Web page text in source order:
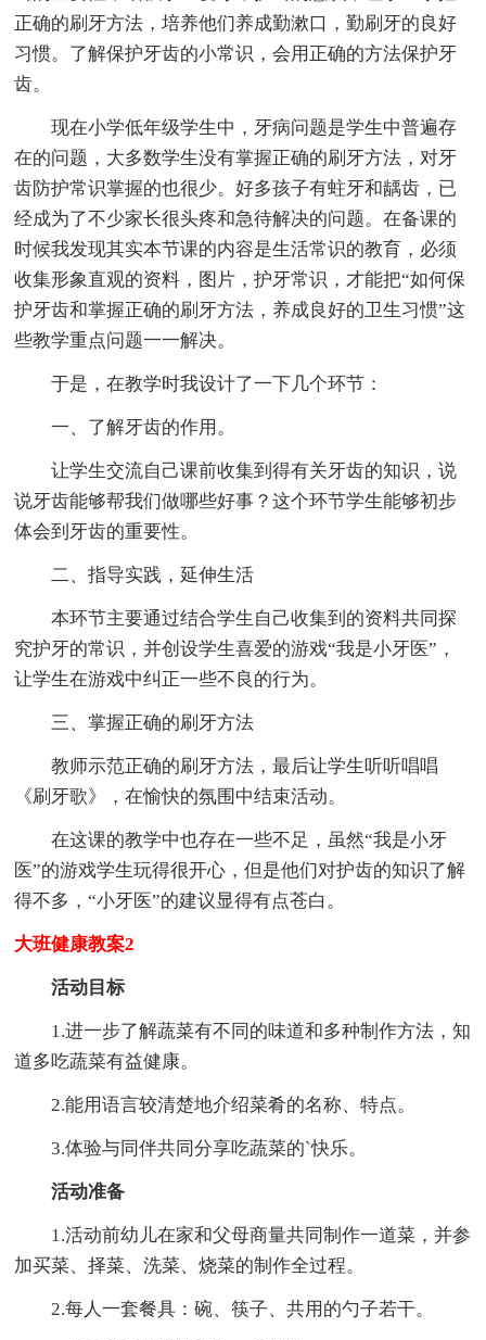
正确的刷牙方法，培养他们养成勤漱口，勤刷牙的良好
习惯。了解保护牙齿的小常识，会用正确的方法保护牙
齿。
现在小学低年级学生中，牙病问题是学生中普遍存
在的问题，大多数学生没有掌握正确的刷牙方法，对牙
齿防护常识掌握的也很少。好多孩子有蛀牙和龋齿，已
经成为了不少家长很头疼和急待解决的问题。在备课的
时候我发现其实本节课的内容是生活常识的教育，必须
收集形象直观的资料，图片，护牙常识，才能把“如何保
护牙齿和掌握正确的刷牙方法，养成良好的卫生习惯”这
些教学重点问题一一解决。
于是，在教学时我设计了一下几个环节：
一、了解牙齿的作用。
让学生交流自己课前收集到得有关牙齿的知识，说
说牙齿能够帮我们做哪些好事？这个环节学生能够初步
体会到牙齿的重要性。
二、指导实践，延伸生活
本环节主要通过结合学生自己收集到的资料共同探
究护牙的常识，并创设学生喜爱的游戏“我是小牙医”，
让学生在游戏中纠正一些不良的行为。
三、掌握正确的刷牙方法
教师示范正确的刷牙方法，最后让学生听听唱唱
《刷牙歌》，在愉快的氛围中结束活动。
在这课的教学中也存在一些不足，虽然“我是小牙
医”的游戏学生玩得很开心，但是他们对护齿的知识了解
得不多，“小牙医”的建议显得有点苍白。
大班健康教案2
活动目标
1.进一步了解蔬菜有不同的味道和多种制作方法，知
道多吃蔬菜有益健康。
2.能用语言较清楚地介绍菜肴的名称、特点。
3.体验与同伴共同分享吃蔬菜的`快乐。
活动准备
1.活动前幼儿在家和父母商量共同制作一道菜，并参
加买菜、择菜、洗菜、烧菜的制作全过程。
2.每人一套餐具：碗、筷子、共用的勺子若干。